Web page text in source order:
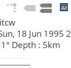
18 Jun
Depth : 5km